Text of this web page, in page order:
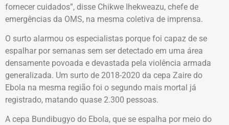
fornecer cuidados”, disse Chikwe Ihekweazu, chefe de
emergências da OMS, na mesma coletiva de imprensa.
O surto alarmou os especialistas porque foi capaz de se
espalhar por semanas sem ser detectado em uma área
densamente povoada e devastada pela violência armada
generalizada. Um surto de 2018-2020 da cepa Zaire do
Ebola na mesma região foi o segundo mais mortal já
registrado, matando quase 2.300 pessoas.
A cepa Bundibugyo do Ebola, que se espalha por meio do